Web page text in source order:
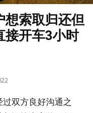
想索取归还但
接开车3小时
双方良好沟通之